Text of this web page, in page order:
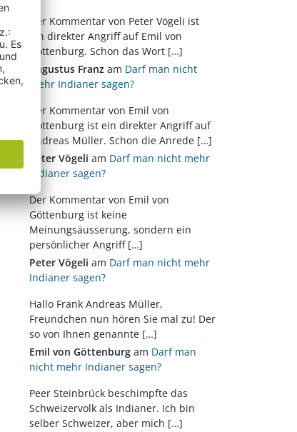
Der Kommentar von Peter Vögeli ist
ein direkter Angriff auf Emil von
Göttenburg. Schon das Wort […]
Augustus Franz am Darf man nicht
mehr Indianer sagen?
Der Kommentar von Emil von
Göttenburg ist ein direkter Angriff auf
Andreas Müller. Schon die Anrede […]
Peter Vögeli am Darf man nicht mehr
Indianer sagen?
Der Kommentar von Emil von
Göttenburg ist keine
Meinungsäusserung, sondern ein
persönlicher Angriff […]
Peter Vögeli am Darf man nicht mehr
Indianer sagen?
Hallo Frank Andreas Müller,
Freundchen nun hören Sie mal zu! Der
so von Ihnen genannte […]
Emil von Göttenburg am Darf man
nicht mehr Indianer sagen?
Peer Steinbrück beschimpfte das
Schweizervolk als Indianer. Ich bin
selber Schweizer, aber mich […]